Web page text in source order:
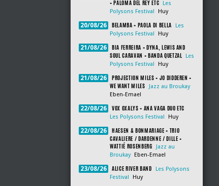
+ PALOMA DEL REY ETC
Les
Polysons Festival
Huy
20/08/26 BELAMBA + PAOLA DI BELLA
Les
Polysons Festival
Huy
21/08/26
BIA FERREIRA + DYNA, LEWIS AND
SOUL CARAVAN + BANDA QUETZAL
Les
Polysons Festival
Huy
21/08/26
PROJECTION MILES + JO DIDDEREN +
WE WANT MILES
Jazz au Broukay
Eben-Emael
22/08/26 VOX OXALYS + ANA VAGA DUO ETC
Les Polysons Festival Huy
22/08/26
HAESEN & BONMARIAGE + TRIO
CAVALIERE / DARDENNE / DILLE +
WATTIÉ ROSENBERG
Jazz au
Broukay
Eben-Emael
23/08/26 ALICE RIVER BAND
Les Polysons
Festival
Huy